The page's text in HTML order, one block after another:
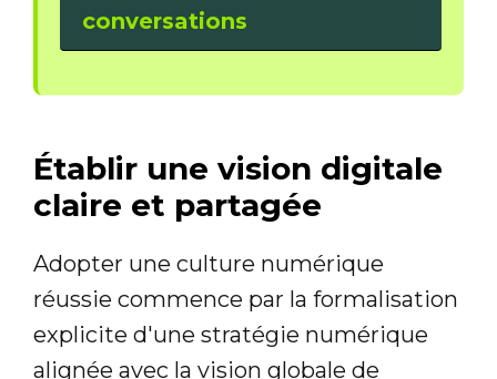
conversations
Établir une vision digitale
claire et partagée
Adopter une culture numérique
réussie commence par la formalisation
explicite d'une stratégie numérique
alignée avec la vision globale de